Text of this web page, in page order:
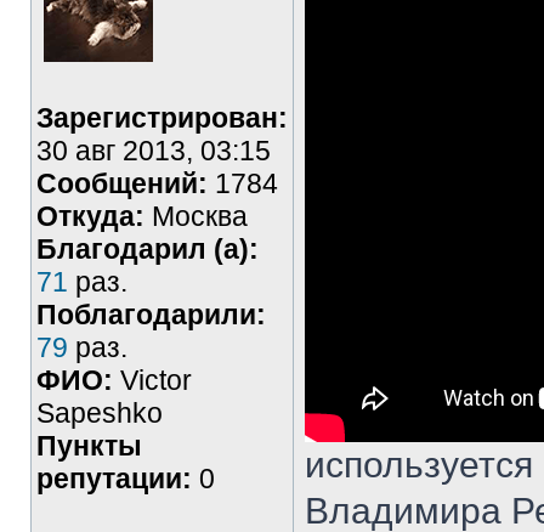
Зарегистрирован:
30 авг 2013, 03:15
Сообщений: 1784
Откуда: Москва
Благодарил (а):
71 раз.
Поблагодарили:
79 раз.
ФИО: Victor
Sapeshko
Пункты
репутации: 0
Владимира